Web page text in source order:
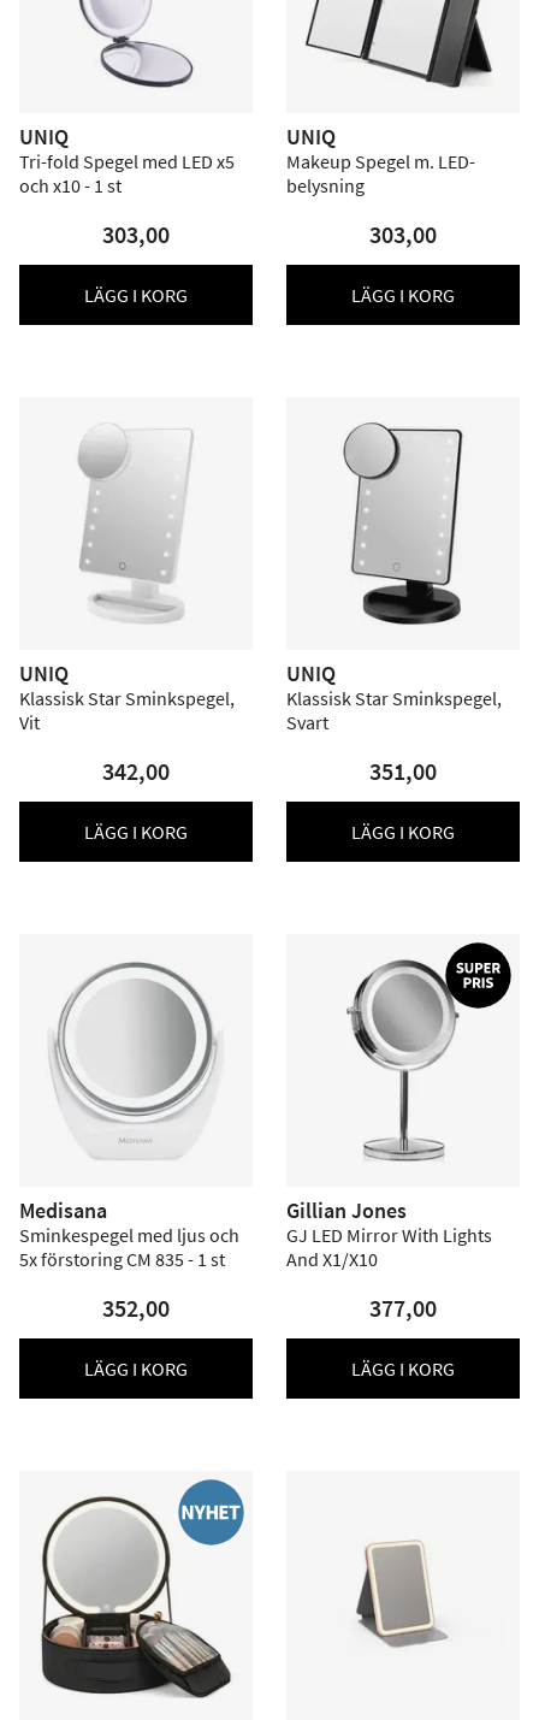
UNIQ
Tri-fold Spegel med LED x5
och x10 - 1 st
303,00
LÄGG I KORG
UNIQ
Makeup Spegel m. LED-
belysning
303,00
LÄGG I KORG
UNIQ
Klassisk Star Sminkspegel,
Vit
342,00
LÄGG I KORG
UNIQ
Klassisk Star Sminkspegel,
Svart
351,00
LÄGG I KORG
Medisana
Sminkespegel med ljus och
5x förstoring CM 835 - 1 st
352,00
LÄGG I KORG
Gillian Jones
GJ LED Mirror With Lights
And X1/X10
377,00
LÄGG I KORG